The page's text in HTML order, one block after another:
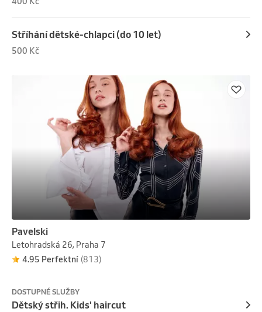
Stříhání dětské-chlapci (do 10 let)
500 Kč
Pavelski
Letohradská 26, Praha 7
4.95 Perfektní (813)
DOSTUPNÉ SLUŽBY
Dětský střih. Kids' haircut